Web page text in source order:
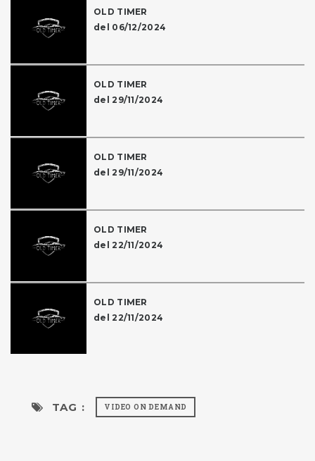
OLD TIMER
del 06/12/2024
OLD TIMER
del 29/11/2024
OLD TIMER
del 29/11/2024
OLD TIMER
del 22/11/2024
OLD TIMER
del 22/11/2024
TAG : VIDEO ON DEMAND